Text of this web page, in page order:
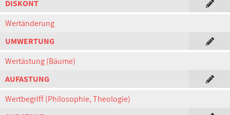
DISKONT
Wertänderung
UMWERTUNG
Wertästung (Bäume)
AUFASTUNG
Wertbegriff (Philosophie, Theologie)